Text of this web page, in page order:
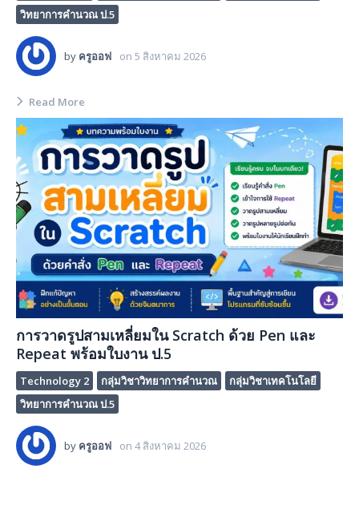
วิทยาการคำนวณ ป.5
by ครูออฟ on 5 สิงหาคม 2026
การวาดรูปสามเหลี่ยมใน Scratch ด้วย Pen และ
Repeat พร้อมใบงาน ป.5
Technology 2 กลุ่มวิชาวิทยาการคำนวณ
กลุ่มวิชาเทคโนโลยี
วิทยาการคำนวณ ป.5
Read More
by ครูออฟ on 4 สิงหาคม 2026